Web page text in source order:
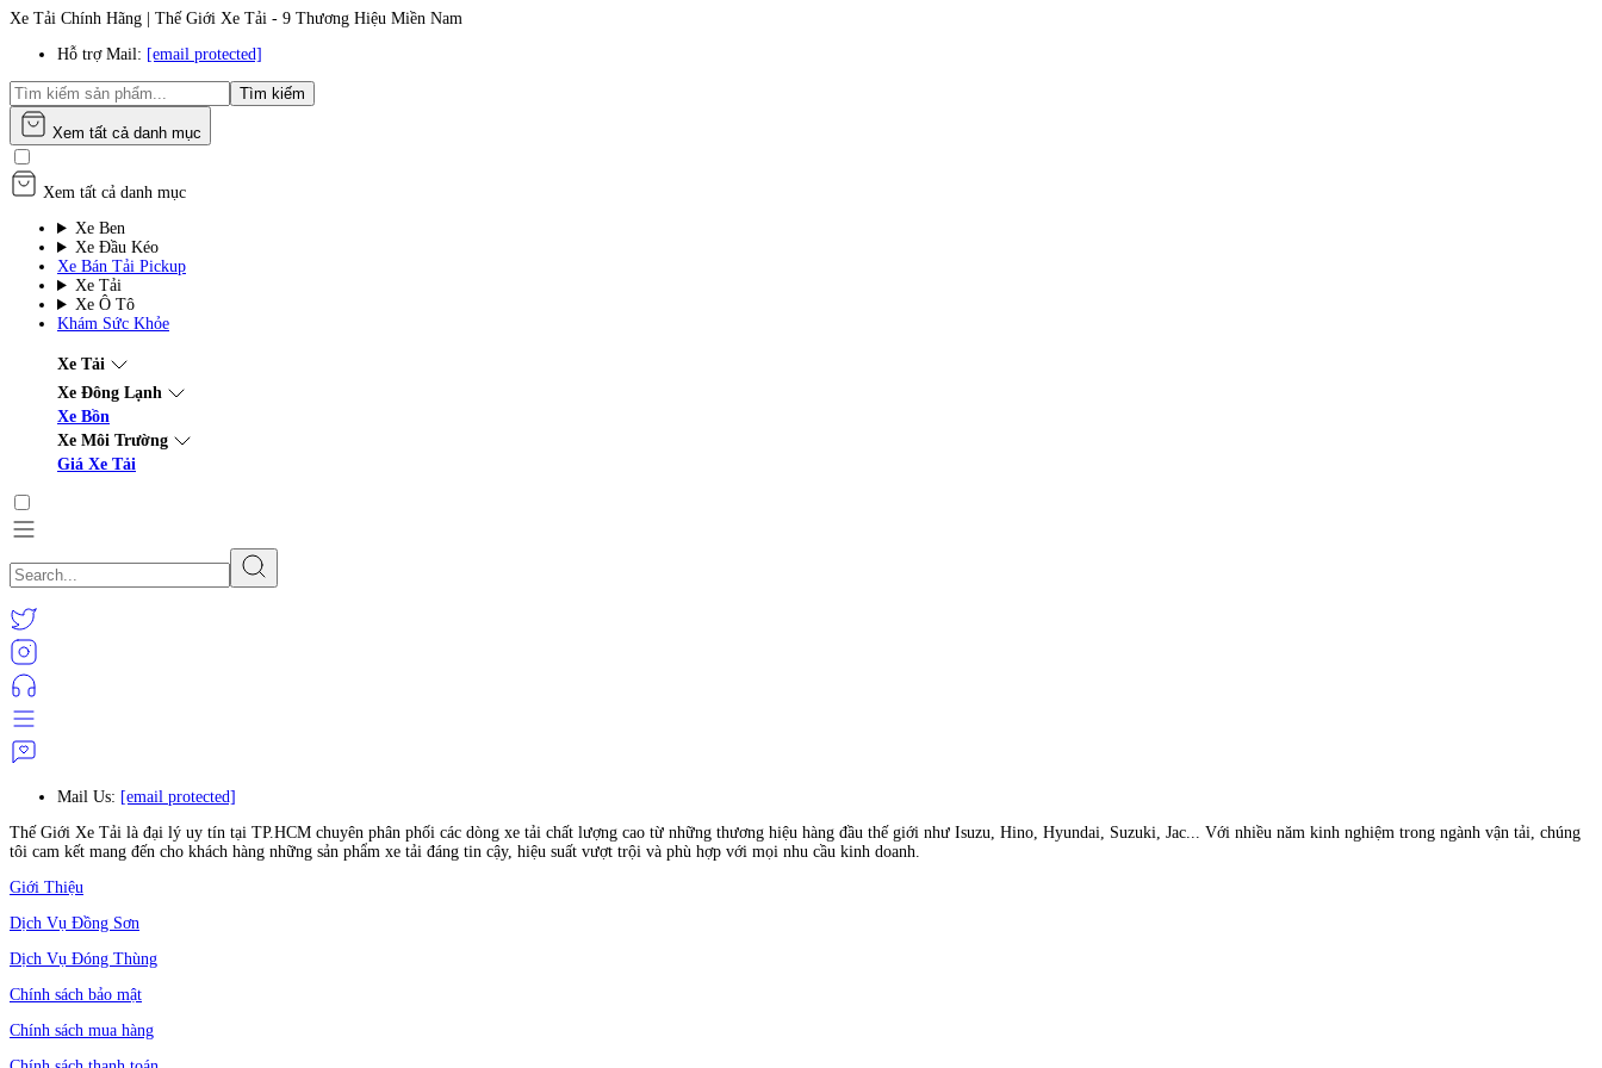
Xe Tải Chính Hãng | Thế Giới Xe Tải - 9 Thương Hiệu Miền Nam
Hỗ trợ Mail: [email protected]
Tìm kiếm
Xem tất cả danh mục
Xem tất cả danh mục
Xe Ben
Xe Đầu Kéo
Xe Bán Tải Pickup
Xe Tải
Xe Ô Tô
Khám Sức Khỏe
Xe Tải
Xe Đông Lạnh
Xe Bồn
Xe Môi Trường
Giá Xe Tải
Mail Us: [email protected]
Thế Giới Xe Tải là đại lý uy tín tại TP.HCM chuyên phân phối các dòng xe tải chất lượng cao từ những thương hiệu hàng đầu thế giới như Isuzu, Hino, Hyundai, Suzuki, Jac... Với nhiều năm kinh nghiệm trong ngành vận tải, chúng
tôi cam kết mang đến cho khách hàng những sản phẩm xe tải đáng tin cậy, hiệu suất vượt trội và phù hợp với mọi nhu cầu kinh doanh.
Giới Thiệu
Dịch Vụ Đồng Sơn
Dịch Vụ Đóng Thùng
Chính sách bảo mật
Chính sách mua hàng